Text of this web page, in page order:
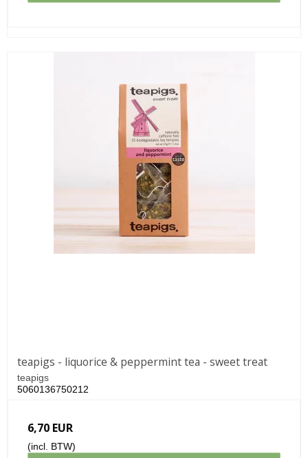
teapigs - liquorice & peppermint tea - sweet treat
teapigs
5060136750212
6,70 EUR
(incl. BTW)